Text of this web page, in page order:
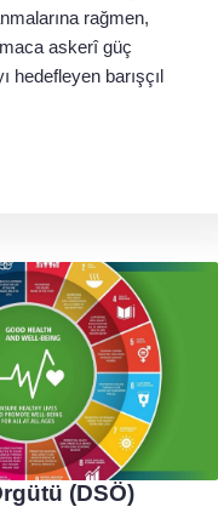
rağmen,
askerî güç
hedefleyen barışçıl
(DSÖ)